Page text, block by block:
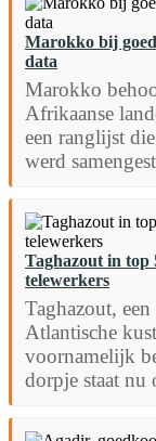
Marokko bij
data
Marokko
Afrikaanse
een ranglijst
werd
Taghazout in top
telewerkers
Taghazout,
Atlantische
voornamelijk
dorpje staat